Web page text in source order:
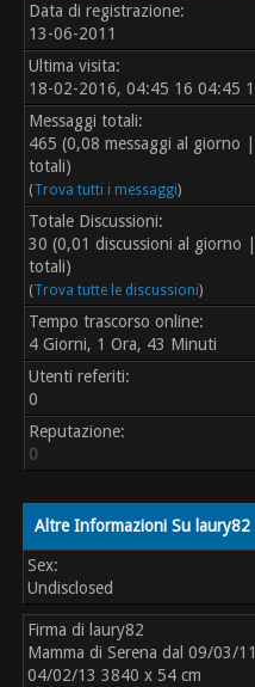
Data di registrazione:
13-06-2011
Ultima visita:
18-02-2016, 04:45 16 04:45
Messaggi totali:
465 (0,08 messaggi al giorno
totali)
(Trova tutti i messaggi)
Totale Discussioni:
30 (0,01 discussioni al giorno
totali)
(Trova tutte le discussioni)
Tempo trascorso online:
4 Giorni, 1 Ora, 43 Minuti
Utenti referiti:
0
Reputazione:
0
Altre Informazioni Su laury82
Sex:
Undisclosed
Firma di laury82
Mamma di Serena dal 09/03/
04/02/13 3840 x 54 cm